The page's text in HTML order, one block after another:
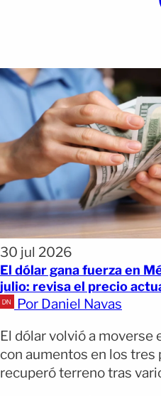
30 jul 2026
El dólar gana fuerza en
julio: revisa el precio
Por Daniel Navas
El dólar volvió a
con aumentos en los tres
recuperó terreno tras